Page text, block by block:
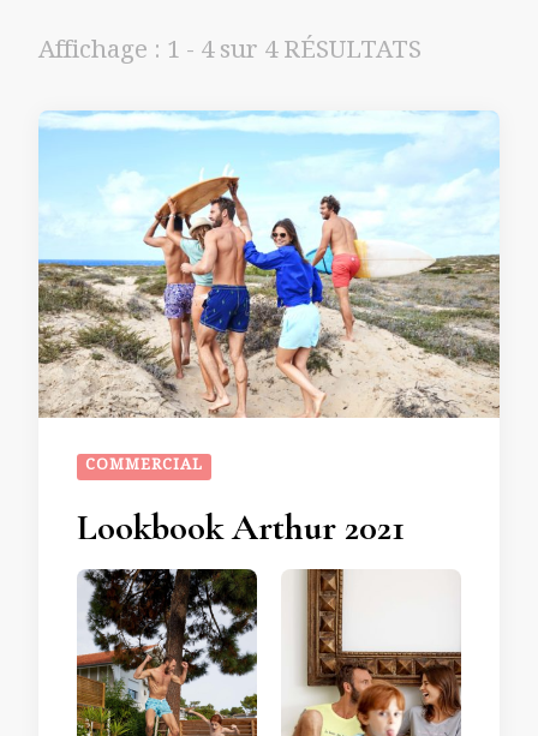
Affichage : 1 - 4 sur 4 RÉSULTATS
COMMERCIAL
Lookbook Arthur 2021